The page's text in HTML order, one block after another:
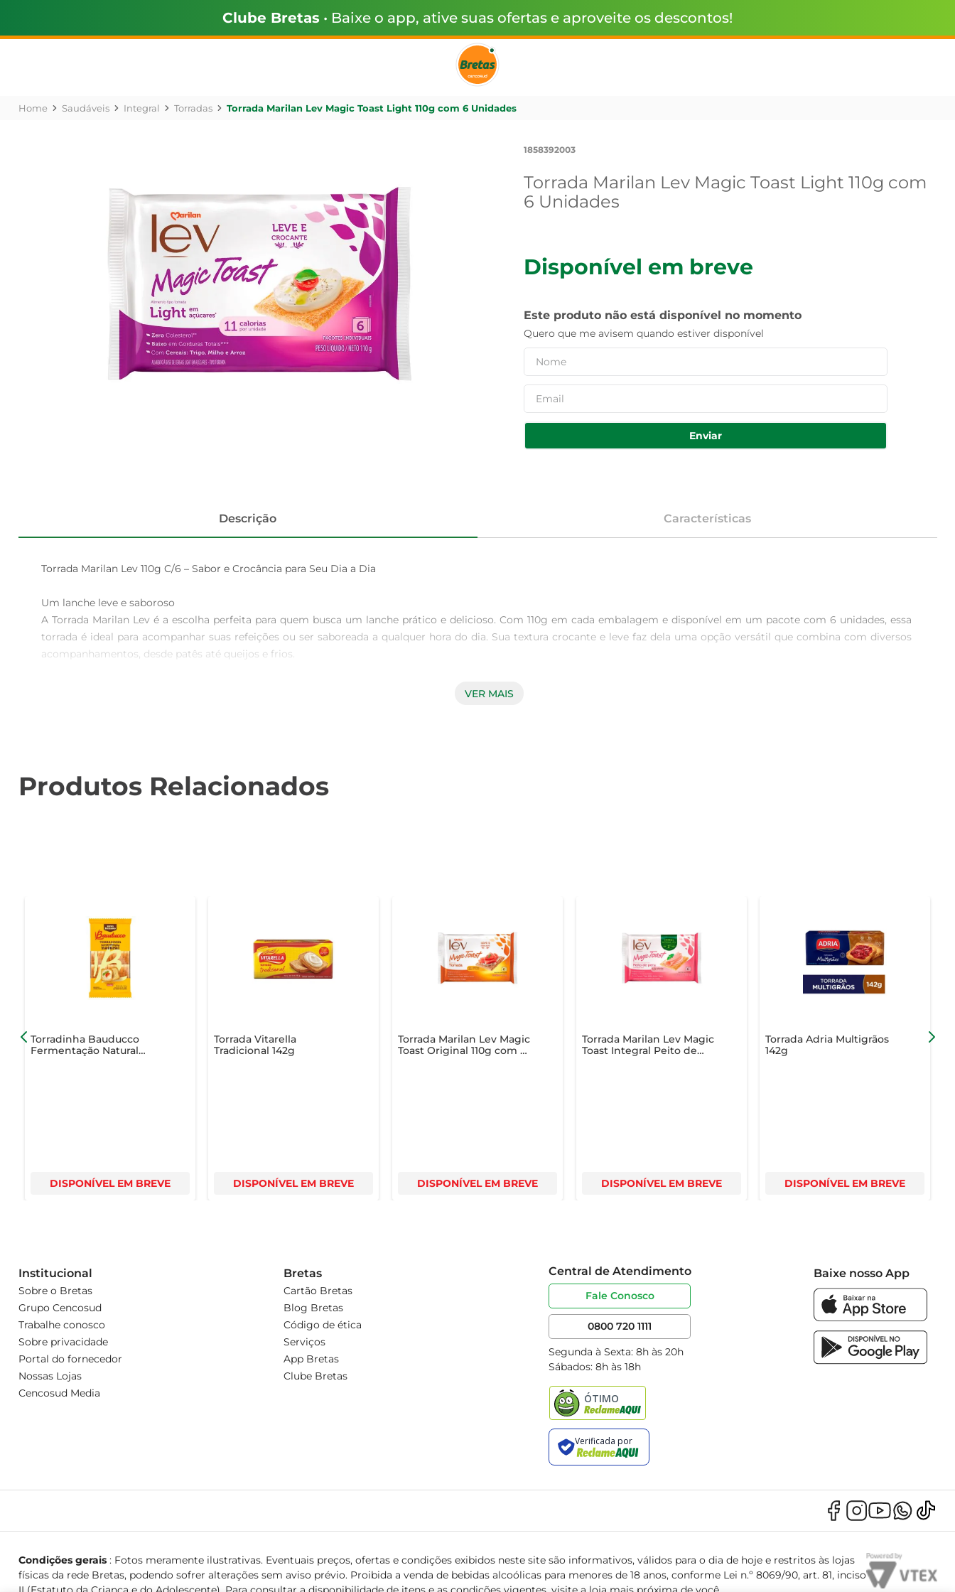
Clube Bretas • Baixe o app, ative suas ofertas e aproveite os descontos!
Saudáveis Integral Torradas Torrada Marilan Lev Magic Toast Light 110g com 6 Unidades
1858392003
Torrada Marilan Lev Magic Toast Light 110g com
6 Unidades
Disponível em breve
Este produto não está disponível no momento
Quero que me avisem quando estiver disponível
Enviar
Descrição Características
Torrada Marilan Lev 110g C/6 – Sabor e Crocância para Seu Dia a Dia
Um lanche leve e saboroso
A Torrada Marilan Lev é a escolha perfeita para quem busca um lanche prático e delicioso. Com 110g em cada embalagem e disponível em um pacote com 6 unidades, essa
torrada é ideal para acompanhar suas refeições ou ser saboreada a qualquer hora do dia. Sua textura crocante e leve faz dela uma opção versátil que combina com diversos
acompanhamentos, desde patês até queijos e frios.
Seja para um café da manhã reforçado, um lanche da tarde ou até mesmo como acompanhamento de sopas e saladas, a Torrada Marilan Lev é uma opção que se adapta a
diferentes momentos. Sua embalagem prática permite que você a leve para qualquer lugar, seja no trabalho, na escola ou em passeios, garantindo que você tenha sempre um
Experimente e surpreenda-se
Não deixe de experimentar a Torrada Marilan Lev e descubra como ela pode transformar suas refeições e lanches. Com a Marilan, você tem a garantia de um produto que une
qualidade, sabor e praticidade, tornando seu dia a dia mais gostoso e leve.
VER MAIS
Produtos Relacionados
Torradinha Bauducco
Fermentação Natural
DISPONÍVEL EM BREVE
Torrada Vitarella
Tradicional 142g
DISPONÍVEL EM BREVE
Torrada Marilan Lev Magic
Toast Original 110g com 6
DISPONÍVEL EM BREVE
Torrada Marilan Lev Magic
Toast Integral Peito de
DISPONÍVEL EM BREVE
Torrada Adria Multigrãos
142g
DISPONÍVEL EM BREVE
Institucional
Sobre o Bretas
Grupo Cencosud
Trabalhe conosco
Sobre privacidade
Portal do fornecedor
Nossas Lojas
Cencosud Media
Bretas
Cartão Bretas
Blog Bretas
Código de ética
Serviços
App Bretas
Clube Bretas
Central de Atendimento
Fale Conosco
0800 720 1111
Segunda à Sexta: 8h às 20h
Sábados: 8h às 18h
Baixe nosso App
Condições gerais: Fotos meramente ilustrativas. Eventuais preços, ofertas e condições exibidos neste site são informativos, válidos para o dia de hoje e restritos às lojas
físicas da rede Bretas, podendo sofrer alterações sem aviso prévio. Proibida a venda de bebidas alcoólicas para menores de 18 anos, conforme Lei n.º 8069/90, art. 81, inciso